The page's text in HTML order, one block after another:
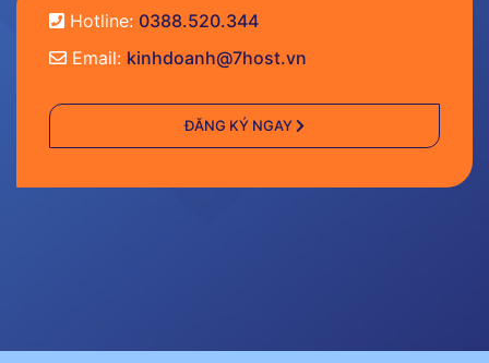
Hotline: 0388.520.344
Email: kinhdoanh@7host.vn
ĐĂNG KÝ NGAY